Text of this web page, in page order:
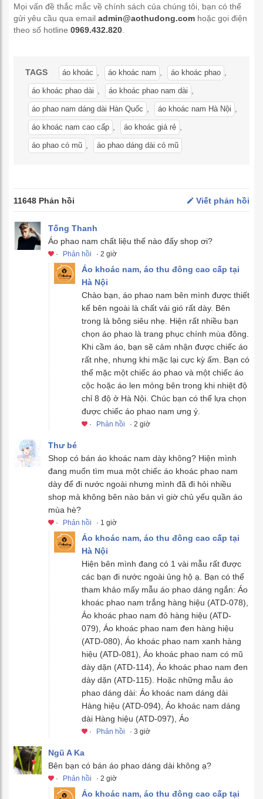
Mọi vấn đề thắc mắc về chính sách của chúng tôi, bạn có thể
gửi yêu cầu qua email admin@aothudong.com hoặc gọi điện
theo số hotline 0969.432.820
TAGS áo khoác áo khoác nam áo khoác phao
áo khoác phao dài áo khoác phao nam dài
áo phao nam dáng dài Hàn Quốc áo khoác nam Hà Nội
áo khoác nam cao cấp áo khoác giá rẻ
áo phao có mũ áo phao dáng dài có mũ
11648 Phản hồi Viết phản hồi
Tống Thanh
Áo phao nam chất liệu thế nào đấy shop ơi?
· Phản hồi · 2 giờ
Áo khoác nam, áo thu đông cao cấp tại
Hà Nội
Chào bạn, áo phao nam bên mình được thiết
kế bên ngoài là chất vải gió rất dày. Bên
trong là bông siêu nhẹ. Hiện rất nhiều bạn
chọn áo phao là trang phục chính mùa đông.
Khi cầm áo, bạn sẽ cảm nhận được chiếc áo
rất nhẹ, nhưng khi mặc lại cực kỳ ấm. Bạn có
thể mặc một chiếc áo phao và một chiếc áo
cộc hoặc áo len mỏng bên trong khi nhiệt độ
chỉ 8 độ ở Hà Nội. Chúc bạn có thể lựa chọn
được chiếc áo phao nam ưng ý.
· Phản hồi · 2 giờ
Thư bé
Shop có bán áo khoác nam dày không? Hiện mình
đang muốn tìm mua một chiếc áo khoác phao nam
dày để đi nước ngoài nhưng mình đã đi hỏi nhiều
shop mà không bên nào bán vì giờ chủ yếu quần áo
mùa hè?
· Phản hồi · 1 giờ
Áo khoác nam, áo thu đông cao cấp tại
Hà Nội
Hiện bên mình đang có 1 vài mẫu rất được
các bạn đi nước ngoài ủng hộ ạ. Bạn có thể
tham khảo mấy mẫu áo phao dáng ngắn: Áo
khoác phao nam trắng hàng hiệu (ATD-078),
Áo khoác phao nam đỏ hàng hiệu (ATD-
079), Áo khoác phao nam đen hàng hiệu
(ATD-080), Áo khoác phao nam xanh hàng
hiệu (ATD-081), Áo khoác phao nam có mũ
dày dặn (ATD-114), Áo khoác phao nam đen
dày dặn (ATD-115). Hoặc những mẫu áo
phao dáng dài: Áo khoác nam dáng dài
Hàng hiệu (ATD-094), Áo khoác nam dáng
dài Hàng hiệu (ATD-097), Áo
· Phản hồi · 3 giờ
Ngũ A Ka
Bên bạn có bán áo phao dáng dài không ạ?
· Phản hồi · 2 giờ
Áo khoác nam, áo thu đông cao cấp tại